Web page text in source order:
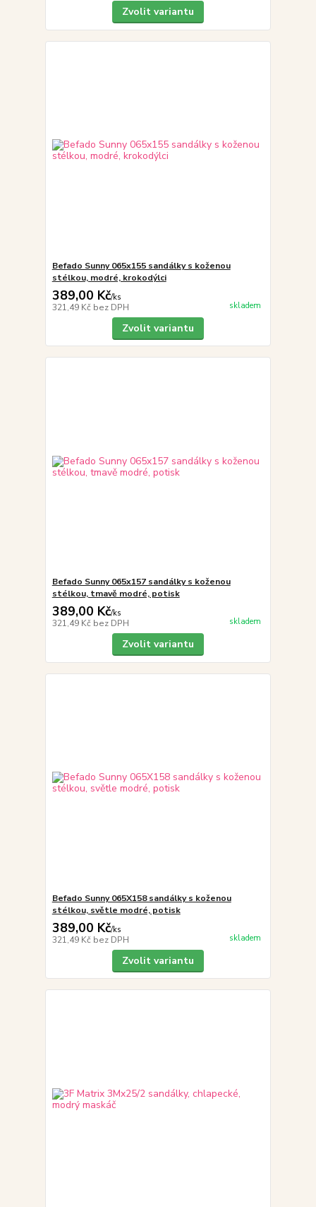
Zvolit variantu
Befado Sunny 065x155 sandálky s koženou
stélkou, modré, krokodýlci
389,00 Kč/ks
321,49 Kč bez DPH skladem
Zvolit variantu
Befado Sunny 065x157 sandálky s koženou
stélkou, tmavě modré, potisk
389,00 Kč/ks
321,49 Kč bez DPH skladem
Zvolit variantu
Befado Sunny 065X158 sandálky s koženou
stélkou, světle modré, potisk
389,00 Kč/ks
321,49 Kč bez DPH skladem
Zvolit variantu